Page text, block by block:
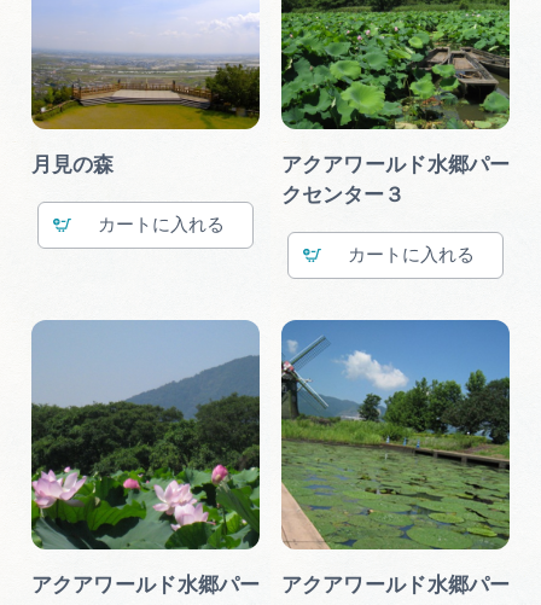
月見の森
カート
アクアワールド水郷パー
クセンター３
カート
アクアワールド水郷パー
アクアワールド水郷パー